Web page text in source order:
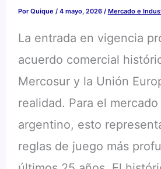
PorQuique / 4 mayo, 2026 / Mercado e
La entrada en vigencia
acuerdo comercial
Mercosur y la Unión
realidad. Para el
argentino, esto
reglas de juego más